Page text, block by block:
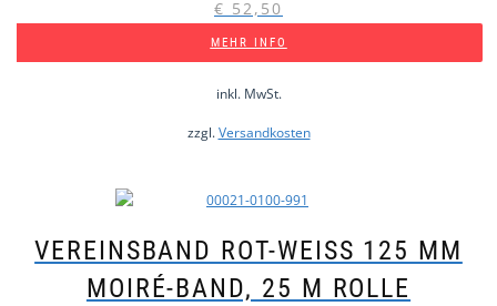
€ 52,50
MEHR INFO
inkl. MwSt.
zzgl.Versandkosten
VEREINSBAND ROT-WEISS 125 MM M
OIRÉ-BAND, 25 M ROLLE